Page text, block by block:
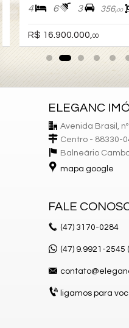
4 6 3 356,00
R$ 16.900.000,00
ELEGANC
Avenida Brasil,
Centro - 88330-
Balneário
mapa google
FALE
(47) 3170-0284
(47) 9.9921-2545
ligamos para